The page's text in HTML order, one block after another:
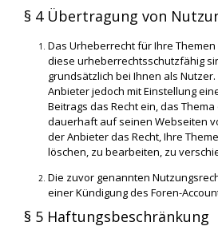
§ 4 Übertragung von
Das Urheberrecht für Ihre
diese urheberrechtsschutzfähig
grundsätzlich bei Ihnen als
Anbieter jedoch mit Einstellung
Beitrags das Recht ein, das
dauerhaft auf seinen Webseiten
der Anbieter das Recht, Ihre
löschen, zu bearbeiten, zu
Die zuvor genannten
einer Kündigung des Foren-
§ 5 Haftungsbeschränkung